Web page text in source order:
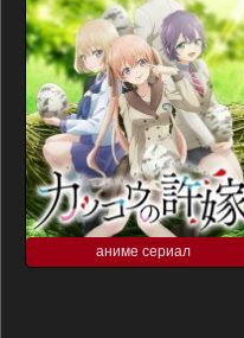
аниме сериал